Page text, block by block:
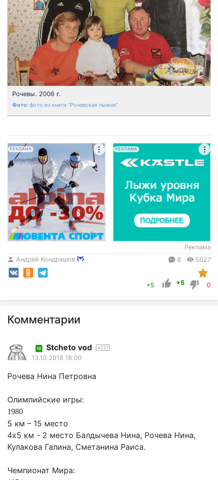
Рочевы. 2006 г.
фото из книги "Рочевская лыжня"
РЕКЛАМА РЕКЛАМА
Реклама
Андрей Кондрашов
8 5027
+5 +5 0
Комментарии
16 Stcheto vod 4227
13.10.2018 18:00
Рочева Нина Петровна
Олимпийские игры:
1980
5 км – 15 место
4х5 км - 2 место Балдычева Нина, Рочева Нина,
Кулакова Галина, Сметанина Раиса.
Чемпионат Мира: